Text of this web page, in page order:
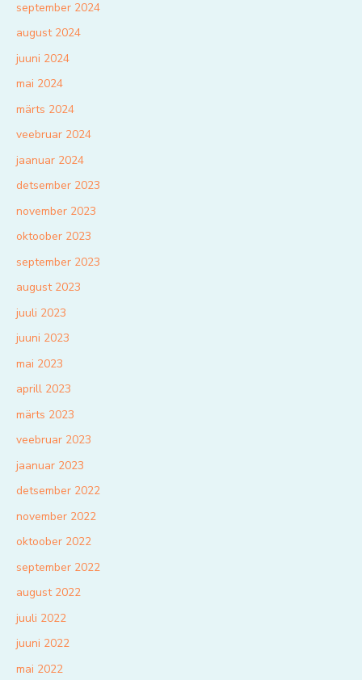
september 2024
august 2024
juuni 2024
mai 2024
märts 2024
veebruar 2024
jaanuar 2024
detsember 2023
november 2023
oktoober 2023
september 2023
august 2023
juuli 2023
juuni 2023
mai 2023
aprill 2023
märts 2023
veebruar 2023
jaanuar 2023
detsember 2022
november 2022
oktoober 2022
september 2022
august 2022
juuli 2022
juuni 2022
mai 2022